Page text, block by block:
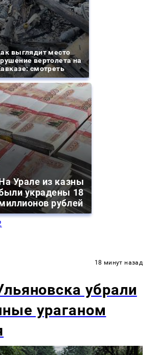
выглядит место
вертолета на
смотреть
Урале из казны
украдены 18
рублей
18 минут назад
убрали
ураганом